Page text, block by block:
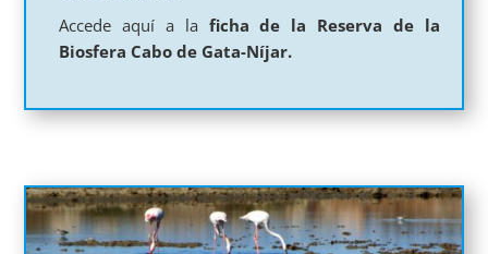
Accede aquí a la ficha de la Reserva de la
Biosfera Cabo de Gata-Níjar.